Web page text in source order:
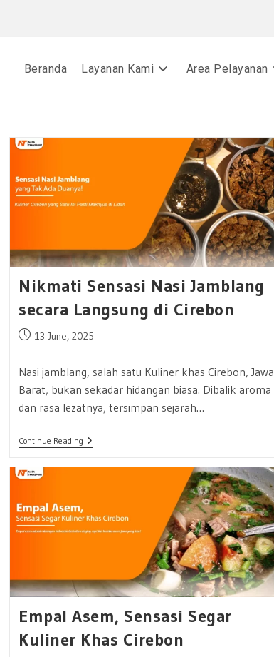
Beranda Layanan Kami Area Pelayanan
Nikmati Sensasi Nasi Jamblang
secara Langsung di Cirebon
Post13 June, 2025
Nasi jamblang, salah satu Kuliner khas Cirebon, Jawa
Barat, bukan sekadar hidangan biasa. Dibalik aroma
dan rasa lezatnya, tersimpan sejarah…
Continue Reading Nikmati
Sensasi
Di
Cirebon
Empal Asem, Sensasi Segar
Kuliner Khas Cirebon